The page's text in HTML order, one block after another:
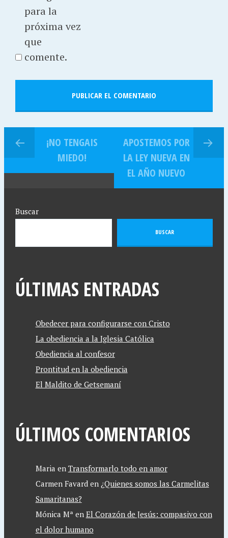
para la
próxima vez
que
comente.
¡NO TENGAIS
MIEDO!
APOSTEMOS POR
LA LEY NUEVA EN
EL AÑO NUEVO
Buscar
BUSCAR
ÚLTIMAS ENTRADAS
Obedecer para configurarse con Cristo
La obediencia a la Iglesia Católica
Obediencia al confesor
Prontitud en la obediencia
El Maldito de Getsemaní
ÚLTIMOS COMENTARIOS
Maria en Transformarlo todo en amor
Carmen Favarden ¿Quienes somos las Carmelitas
Samaritanas?
Mónica Mª en El Corazón de Jesús: compasivo con
el dolor humano